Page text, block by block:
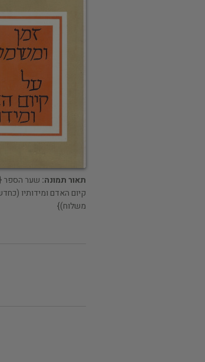
תאור תמונה: שער הספר
קיום האדם ומידותיו
משלוח)}